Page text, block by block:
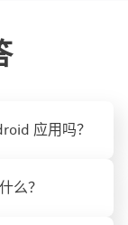
应用吗？
么？